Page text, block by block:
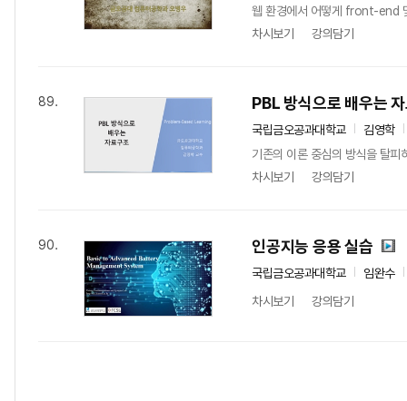
웹 환경에서 어떻게 front-end
차시보기
강의담기
89. PBL 방식으로 배우는
국립금오공과대학교
김영학
기존의 이론 중심의 방식을 탈
차시보기
강의담기
90. 인공지능 응용 실습
국립금오공과대학교
임완수
차시보기
강의담기